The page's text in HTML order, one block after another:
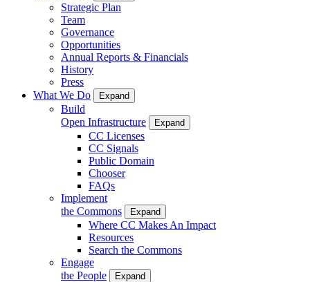
Strategic Plan
Team
Governance
Opportunities
Annual Reports & Financials
History
Press
What We Do
Expand
Build
Open Infrastructure
Expand
CC Licenses
CC Signals
Public Domain
Chooser
FAQs
Implement
the Commons
Expand
Where CC Makes An Impact
Resources
Search the Commons
Engage
the People
Expand